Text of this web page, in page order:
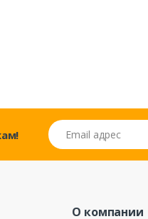
Email адрес
О компании